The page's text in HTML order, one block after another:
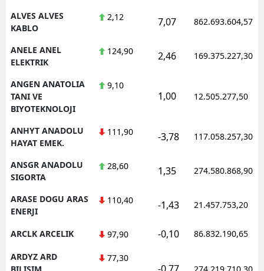
ALVES ALVES
KABLO
2,12 7,07 862.693.604,57
ANELE ANEL
ELEKTRIK
124,90 2,46 169.375.227,30
ANGEN ANATOLIA
TANI VE
BIYOTEKNOLOJI
9,10
1,00 12.505.277,50
ANHYT ANADOLU
HAYAT EMEK.
111,90 -3,78 117.058.257,30
ANSGR ANADOLU
SIGORTA
28,60 1,35 274.580.868,90
ARASE DOGU ARAS
ENERJI
110,40 -1,43 21.457.753,20
ARCLK ARCELIK 97,90 -0,10 86.832.190,65
ARDYZ ARD
BILISIM
77,30
-0,77 274.219.710,30